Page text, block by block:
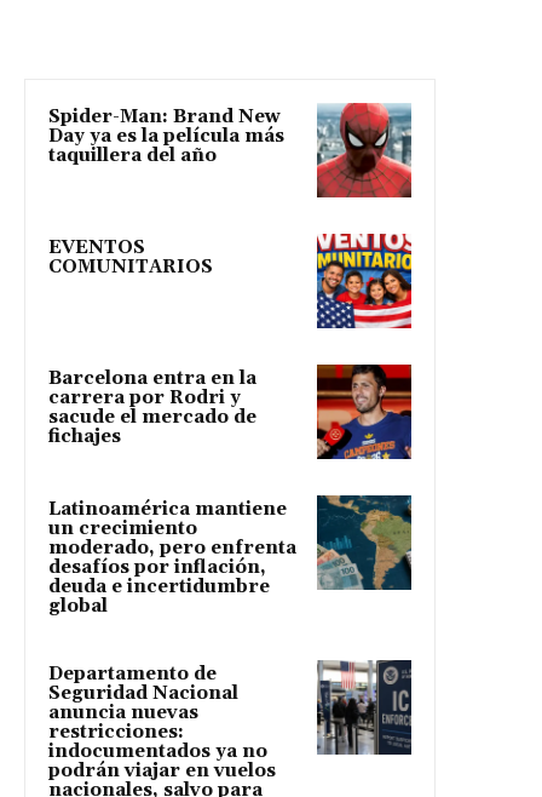
Spider-Man: Brand New
Day ya es la película más
taquillera del año
EVENTOS
COMUNITARIOS
Barcelona entra en la
carrera por Rodri y
sacude el mercado de
fichajes
Latinoamérica mantiene
un crecimiento
moderado, pero enfrenta
desafíos por inflación,
deuda e incertidumbre
global
Departamento de
Seguridad Nacional
anuncia nuevas
restricciones:
indocumentados ya no
podrán viajar en vuelos
nacionales, salvo para